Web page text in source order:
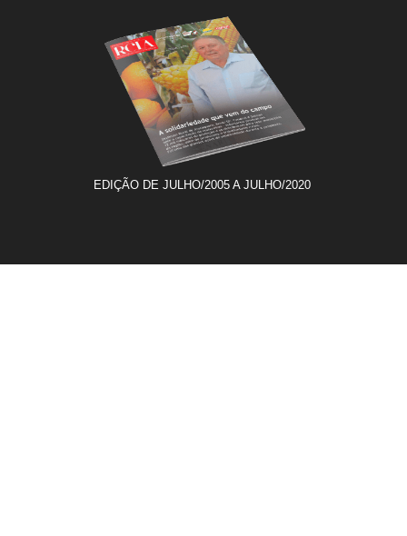
EDIÇÃO DE JULHO/2005 A JULHO/2020